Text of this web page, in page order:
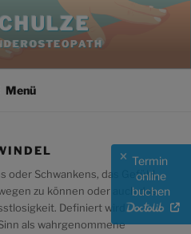
Termin
online
buchen
Menü
oder Schwankens, das Gefühl,
zu können oder auch das
Definiert wird
als wahrgenommene